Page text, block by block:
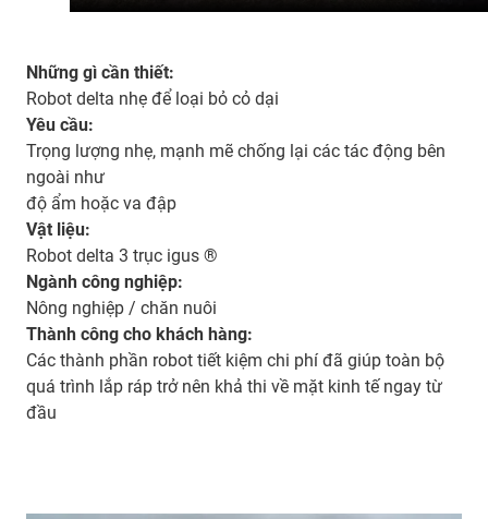
Những gì cần thiết:
Robot delta nhẹ để loại bỏ cỏ dại
Yêu cầu:
Trọng lượng nhẹ, mạnh mẽ chống lại các tác động bên
ngoài như
độ ẩm hoặc va đập
Vật liệu:
Robot delta 3 trục igus ®
Ngành công nghiệp:
Nông nghiệp / chăn nuôi
Thành công cho khách hàng:
Các thành phần robot tiết kiệm chi phí đã giúp toàn bộ
quá trình lắp ráp trở nên khả thi về mặt kinh tế ngay từ
đầu